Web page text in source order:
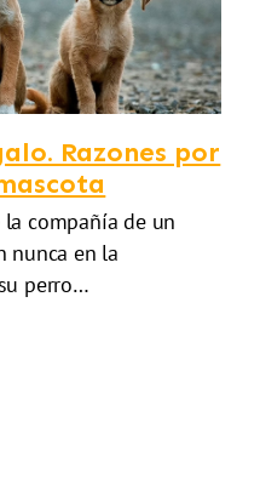
Razones por
compañía de un
nunca en la
perro…